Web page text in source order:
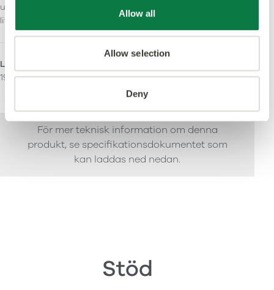
Allow all
Allow selection
Deny
under hela produktens
livslängd.
Ljusreflektionsvärde (Y)
19
Lätt kommersiell
Tung Kommersiell
För mer teknisk information om denna
produkt, se specifikationsdokumentet som
kan laddas ned nedan.
Stöd